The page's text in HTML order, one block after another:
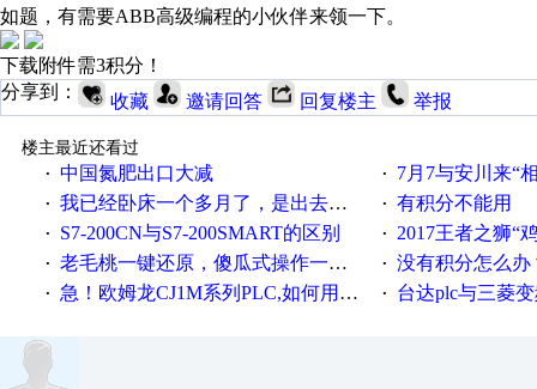
如题，有需要ABB高级编程的小伙伴来领一下。
下载附件需3积分！
分享到：
收藏 邀请回答 回复楼主 举报
楼主最近还看过
· 中国氮肥出口大减 · 7月7与安川来“
· 我已经卧床一个多月了，是出去安装机械手在高速遭遇车祸所致:大家工作都要特别注意啊 · 有积分不能用
· S7-200CN与S7-200SMART的区别 · 2017王者之狮“鸡”情签到
· 老毛桃一键还原，傻瓜式操作一键轻松备份还原；程序为向导式安装，一键即可实现自动备份或还原系统。 · 没有积分怎么办
· 急！欧姆龙CJ1M系列PLC,如何用时间控制变频器。要求时间在组态王中可以自由输入！拜托各位大神了！ · 台达plc与三菱